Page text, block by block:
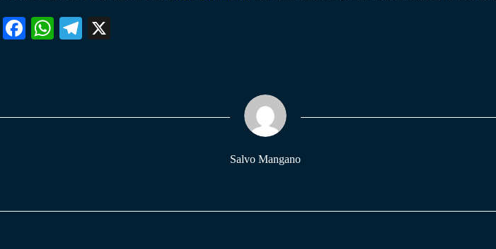
Fa W
pp
Te
m
Salvo Mangano